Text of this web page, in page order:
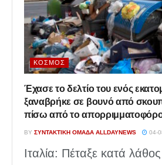
ΚΌΣΜΟΣ
Έχασε το δελτίο του ενός
ξαναβρήκε σε βουνό από
πίσω από το
BY ΣΥΝΤΑΚΤΙΚΉ ΟΜΆΔΑ ALLDAYNEWS 04-
Ιταλία: Πέταξε κατά λάθος